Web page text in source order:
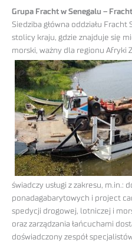
Grupa Fracht w Senegalu –
Siedziba główna oddziału Fracht
stolicy kraju, gdzie znajduje się
morski, ważny dla regionu Afryki
świadczy usługi z zakresu, m.in.:
ponadagabarytowych i project
spedycji drogowej, lotniczej i
oraz zarządzania łańcuchami
doświadczony zespół